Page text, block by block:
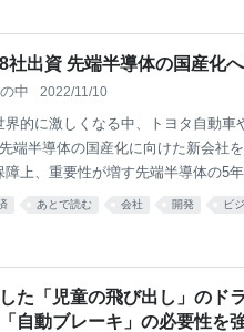
社出資 先端半導体の国産化
中 2022/11/10
的に激しくなる中、トヨタ自動車
端半導体の国産化に向けた新会社
上、重要性が増す先端半導体の5
すと新会社の名称は「Rapidus」
に処理する分野に欠かせない先端
化を目指します。 政府も研究開発
、近く、西村経済産業大臣が発表
あとで読む 会社 開発 ビ
た「児童の飛び出し」のド
自動ブレーキ」の必要性を